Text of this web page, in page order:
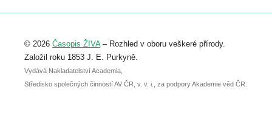
Registrovat se můžete do 6. září.
abstraktu přihlášené přednášky nebo
posteru je už 30. června.
© 2026 Časopis ŽIVA– Rozhled v oboru veškeré přírody.
Založil roku 1853 J. E. Purkyně.
Vydává Nakladatelství Academia,
Středisko společných činností AV ČR, v. v. i., za podpory Akademie věd ČR.